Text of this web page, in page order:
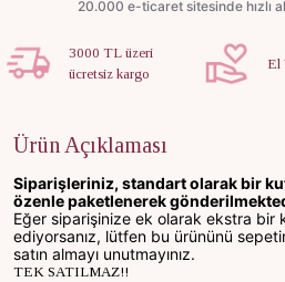
3000 TL üzeri
ücretsiz kargo
El
Ürün Açıklaması
Siparişleriniz, standart olarak bir
özenle paketlenerek
Eğer siparişinize ek olarak ekstra bir
ediyorsanız, lütfen bu ürününü
satın almayı unutmayınız.
TEK SATILMAZ!!